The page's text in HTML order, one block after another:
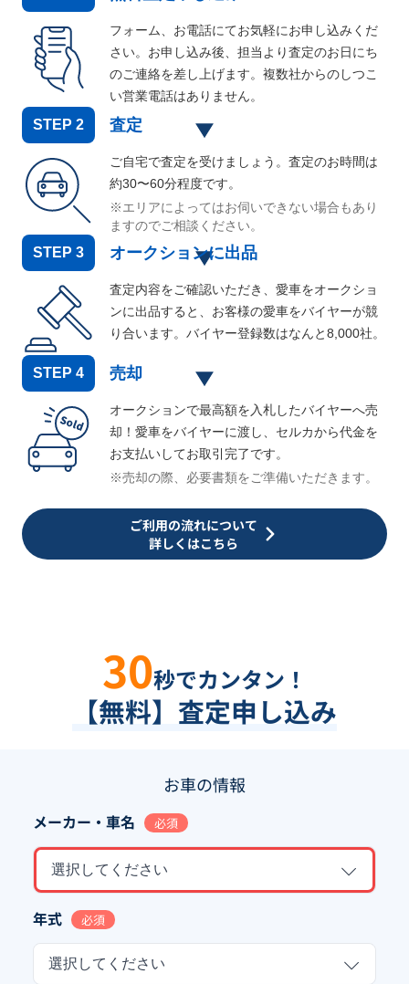
フォーム、お電話にてお気軽にお申し込みくだ
さい。お申し込み後、担当より査定のお日にち
のご連絡を差し上げます。複数社からのしつこ
い営業電話はありません。
STEP 2 査定
ご自宅で査定を受けましょう。査定のお時間は
約30〜60分程度です。
※エリアによってはお伺いできない場合もあり
ますのでご相談ください。
STEP 3 オークションに出品
査定内容をご確認いただき、愛車をオークショ
ンに出品すると、お客様の愛車をバイヤーが競
り合います。バイヤー登録数はなんと8,000社。
STEP 4 売却
オークションで最高額を入札したバイヤーへ売
却！愛車をバイヤーに渡し、セルカから代金を
お支払いしてお取引完了です。
※売却の際、必要書類をご準備いただきます。
ご利用の流れについて
詳しくはこちら
30秒でカンタン！
【無料】査定申し込み
お車の情報
メーカー・車名 必須
選択してください
年式 必須
選択してください